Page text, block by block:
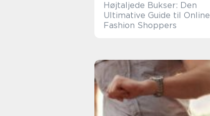
Højtaljede Bukser: Den
Ultimative Guide til Online
Fashion Shoppers